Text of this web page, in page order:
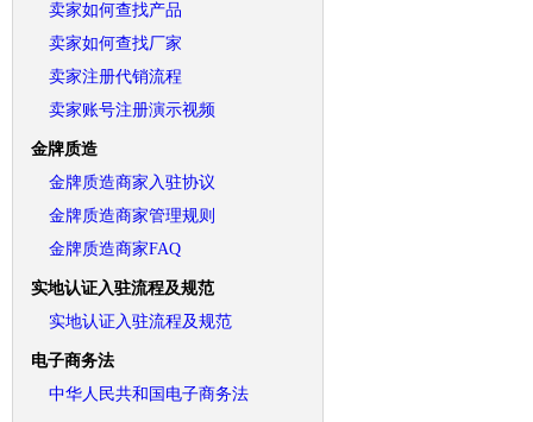
卖家如何查找产品
卖家如何查找厂家
卖家注册代销流程
卖家账号注册演示视频
金牌质造
金牌质造商家入驻协议
金牌质造商家管理规则
金牌质造商家FAQ
实地认证入驻流程及规范
实地认证入驻流程及规范
电子商务法
中华人民共和国电子商务法